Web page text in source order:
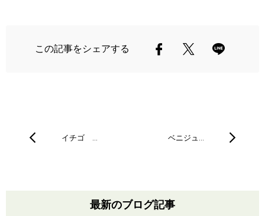
この記事をシェアする
イチゴ … ベニジュ…
最新のブログ記事